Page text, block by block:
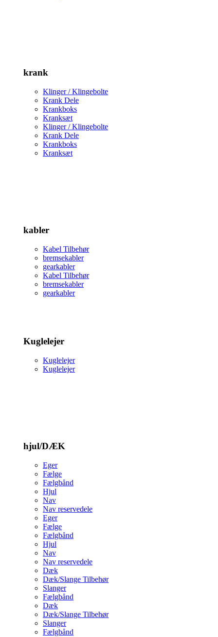
krank
Klinger / Klingebolte
Krank Dele
Krankboks
Kranksæt
Klinger / Klingebolte
Krank Dele
Krankboks
Kranksæt
kabler
Kabel Tilbehør
bremsekabler
gearkabler
Kabel Tilbehør
bremsekabler
gearkabler
Kuglelejer
Kuglelejer
Kuglelejer
hjul/DÆK
Eger
Fælge
Fælgbånd
Hjul
Nav
Nav reservedele
Eger
Fælge
Fælgbånd
Hjul
Nav
Nav reservedele
Dæk
Dæk/Slange Tilbehør
Slanger
Fælgbånd
Dæk
Dæk/Slange Tilbehør
Slanger
Fælgbånd